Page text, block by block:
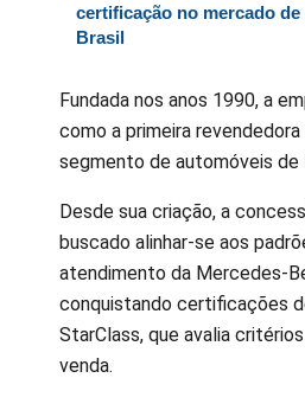
certificação no mercado
Brasil
Fundada nos anos 1990, a
como a primeira
segmento de automóveis de
Desde sua criação, a
buscado alinhar-se aos
atendimento da Mercedes-
conquistando certificações
StarClass, que avalia
venda.